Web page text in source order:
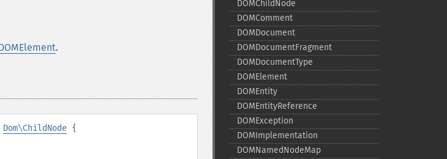
.
Dom\ChildNode {
DOMChildNode
DOMComment
DOMDocument
DOMDocumentFragment
DOMDocumentType
DOMElement
DOMEntity
DOMEntityReference
DOMException
DOMImplementation
DOMNamedNodeMap